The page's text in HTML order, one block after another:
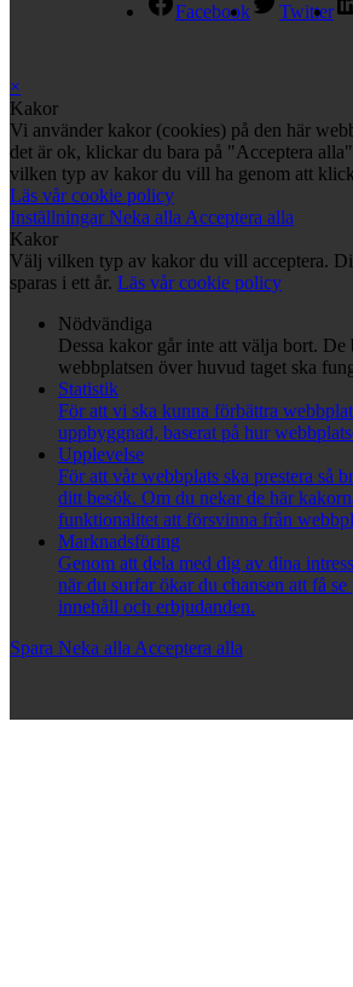
Facebook Twitter
×
Kakor
Vi använder kakor (cookies) på den här
det är ok, klickar du bara på "Acceptera
vilken typ av kakor du vill ha genom att
Läs vår cookie policy
InställningarNeka allaAcceptera alla
Kakor
Välj vilken typ av kakor du vill acceptera.
sparas i ett år. Läs vår cookie policy
Nödvändiga
Dessa kakor går inte att välja bort. De
webbplatsen över huvud taget ska
Statistik
För att vi ska kunna förbättra
uppbyggnad, baserat på hur
Upplevelse
För att vår webbplats ska prestera så
ditt besök. Om du nekar de här
funktionalitet att försvinna från
Marknadsföring
Genom att dela med dig av dina
när du surfar ökar du chansen att få se
innehåll och erbjudanden.
Spara Neka allaAcceptera alla